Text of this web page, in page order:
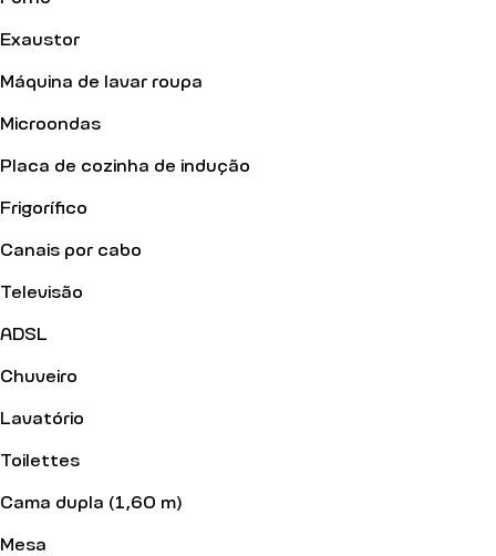
Exaustor
Máquina de lavar roupa
Microondas
Placa de cozinha de indução
Frigorífico
Canais por cabo
Televisão
ADSL
Chuveiro
Lavatório
Toilettes
Cama dupla (1,60 m)
Mesa